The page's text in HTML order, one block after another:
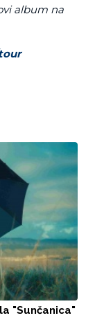
album na
"Sunčanica"